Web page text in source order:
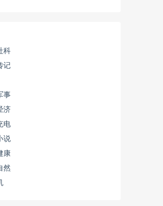
科
记
事
济
电
说
康
然